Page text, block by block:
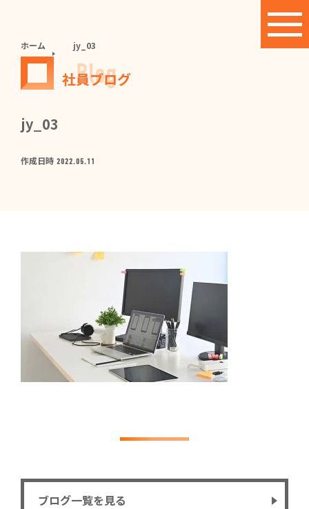
ホーム jy_03
Blog
社員ブログ
jy_03
作成日時 2022.05.11
ブログ一覧を見る